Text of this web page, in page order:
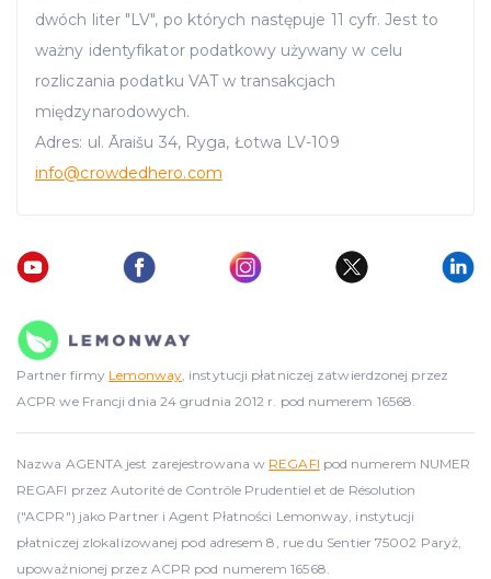
dwóch liter "LV", po których następuje 11 cyfr. Jest to
ważny identyfikator podatkowy używany w celu
rozliczania podatku VAT w transakcjach
międzynarodowych.
Adres: ul. Āraišu 34, Ryga, Łotwa LV-109
info@crowdedhero.com
Partner firmy Lemonway, instytucji płatniczej zatwierdzonej przez
ACPR we Francji dnia 24 grudnia 2012 r. pod numerem 16568.
Nazwa AGENTA jest zarejestrowana w REGAFI pod numerem NUMER
REGAFI przez Autorité de Contrôle Prudentiel et de Résolution
("ACPR") jako Partner i Agent Płatności Lemonway, instytucji
płatniczej zlokalizowanej pod adresem 8, rue du Sentier 75002 Paryż,
upoważnionej przez ACPR pod numerem 16568.